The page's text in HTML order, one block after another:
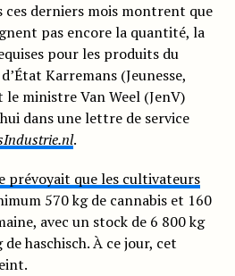
derniers mois montrent que
pas encore la quantité, la
pour les produits du
Karremans (Jeunesse,
ministre Van Weel (JenV)
dans une lettre de service
.
prévoyait que les cultivateurs
570 kg de cannabis et 160
avec un stock de 6 800 kg
haschisch. À ce jour, cet